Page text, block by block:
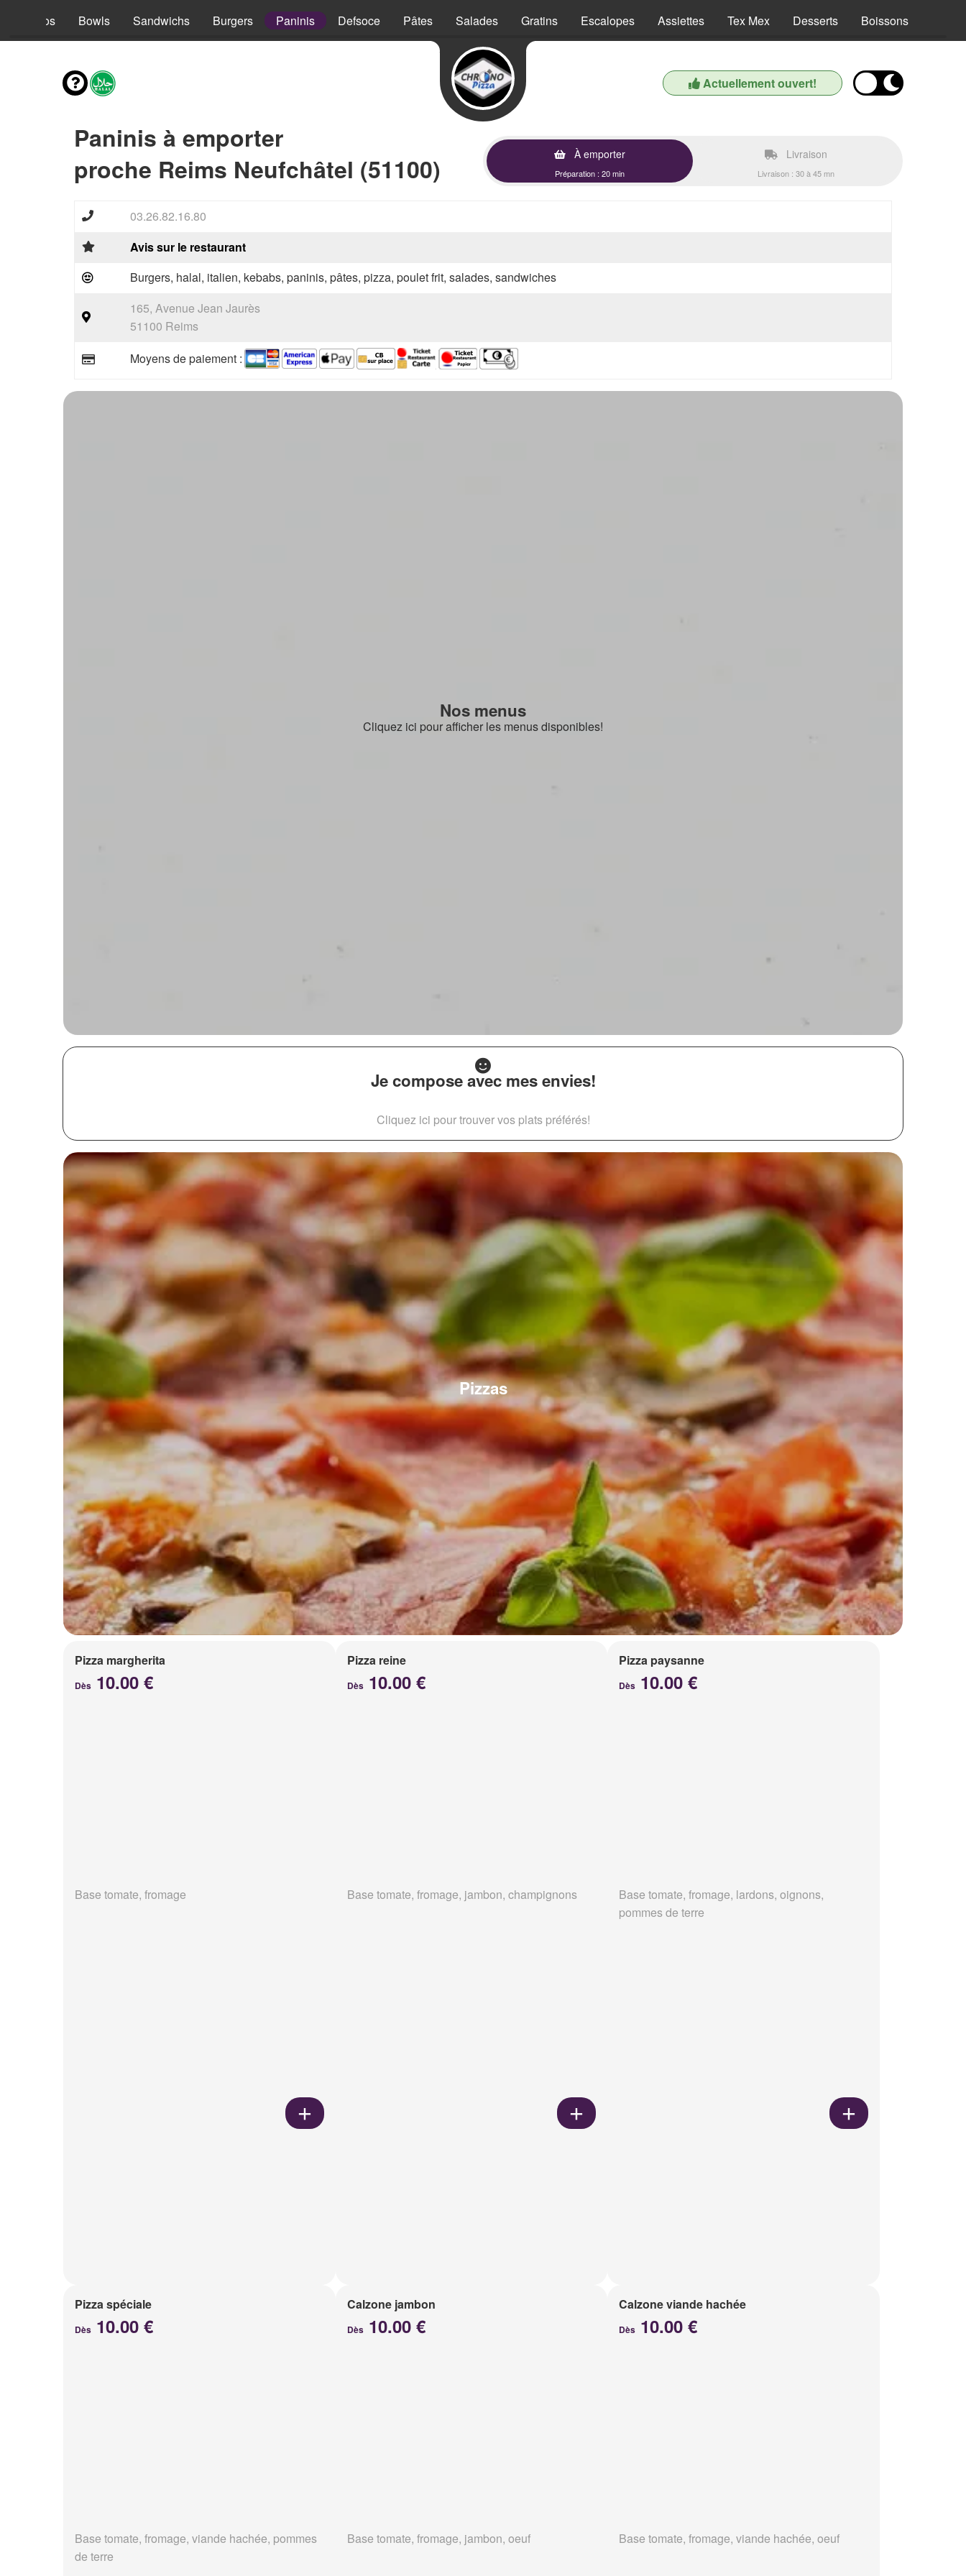
Tacos Bowls Sandwichs Burgers Paninis Defsoce Pâtes Salades Gratins Escalopes Assiettes Tex Mex Desserts Boissons
Actuellement ouvert!
Paninis à emporter
proche Reims Neufchâtel (51100)
À emporter
Préparation : 20 min
Livraison
Livraison : 30 à 45 mn
03.26.82.16.80
Avis sur le restaurant
Burgers, halal, italien, kebabs, paninis, pâtes, pizza, poulet frit, salades, sandwiches
165, Avenue Jean Jaurès
51100 Reims
Moyens de paiement :
Nos menus
Cliquez ici pour afficher les menus disponibles!
Je compose avec mes envies!
Cliquez ici pour trouver vos plats préférés!
Pizzas
Pizza margherita
Dès 10.00 €
Base tomate, fromage
Pizza reine
Dès10.00 €
Base tomate, fromage, jambon, champignons
Pizza paysanne
Dès 10.00 €
Base tomate, fromage, lardons, oignons,
pommes de terre
Pizza spéciale
Dès 10.00 €
Base tomate, fromage, viande hachée, pommes
de terre
Calzone jambon
Dès10.00 €
Base tomate, fromage, jambon, oeuf
Calzone viande hachée
Dès 10.00 €
Base tomate, fromage, viande hachée, oeuf